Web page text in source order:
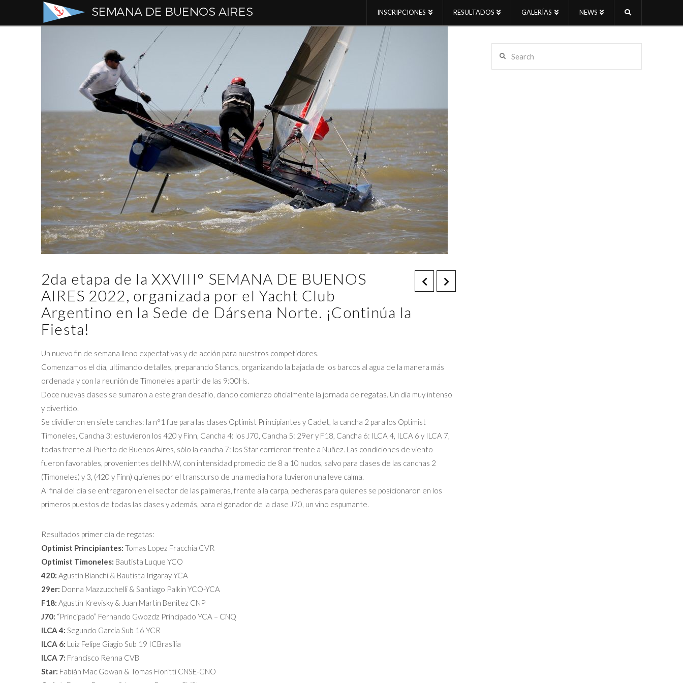
Semana
Buenos
Aires
INSCRIPCIONES RESULTADOS GALERÍAS NEWS
2da etapa de la XXVIII° SEMANA DE BUENOS
AIRES 2022, organizada por el Yacht Club
Argentino en la Sede de Dársena Norte. ¡Continúa la
Fiesta!
Un nuevo fin de semana lleno expectativas y de acción para nuestros competidores.
Comenzamos el día, ultimando detalles, preparando Stands, organizando la bajada de los barcos al agua de la manera más
ordenada y con la reunión de Timoneles a partir de las 9:00Hs.
Doce nuevas clases se sumaron a este gran desafío, dando comienzo oficialmente la jornada de regatas. Un día muy intenso
y divertido.
Se dividieron en siete canchas: la n°1 fue para las clases Optimist Principiantes y Cadet, la cancha 2 para los Optimist
Timoneles, Cancha 3: estuvieron los 420 y Finn, Cancha 4: los J70, Cancha 5: 29er y F18, Cancha 6: ILCA 4, ILCA 6 y ILCA 7,
todas frente al Puerto de Buenos Aires, sólo la cancha 7: los Star corrieron frente a Nuñez. Las condiciones de viento
fueron favorables, provenientes del NNW, con intensidad promedio de 8 a 10 nudos, salvo para clases de las canchas 2
(Timoneles) y 3, (420 y Finn) quienes por el transcurso de una media hora tuvieron una leve calma.
Al final del día se entregaron en el sector de las palmeras, frente a la carpa, pecheras para quienes se posicionaron en los
primeros puestos de todas las clases y además, para el ganador de la clase J70, un vino espumante.
Resultados primer día de regatas:
Optimist Principiantes: Tomas Lopez Fracchia CVR
Optimist Timoneles: Bautista Luque YCO
420: Agustín Bianchi & Bautista Irigaray YCA
29er: Donna Mazzucchelli & Santiago Palkin YCO-YCA
F18: Agustín Krevisky & Juan Martín Benitez CNP
J70: “Principado” Fernando Gwozdz Principado YCA – CNQ
ILCA 4: Segundo García Sub 16 YCR
ILCA 6: Luiz Felipe Giagio Sub 19 ICBrasilia
ILCA 7: Francisco Renna CVB
Star: Fabián Mac Gowan & Tomas Fioritti CNSE-CNO